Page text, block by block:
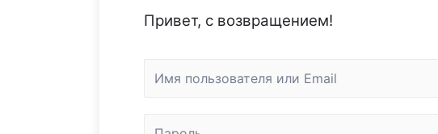
Привет, с возвращением!